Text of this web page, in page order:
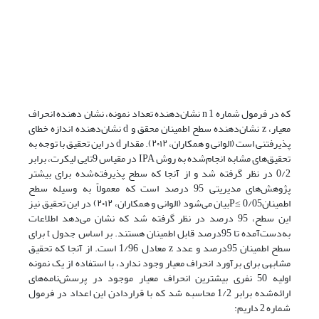
که در فرمول شماره 1 n نشان‌دهنده تعداد نمونه، نشان دهنده انحراف
معیار، z نشان‌دهنده سطح اطمینان محقق و d نشان‌دهنده اندازه خطای
پذیرفتنی است (الوانی و همکاران، ۲۰۱۲). مقدار d در این تحقیق با توجه به
تحقیق‌های مشابه انجام‌شده به روش IPA در مقیاس 9تایی لیکرت، برابر
0/2 در نظر گرفته شد و از آنجا که سطح پذیرفته‌شده برای بیشتر
پژوهش‌های مدیریتی 95 درصد است که معمولاً به وسیله سطح
اطمینان0/05 ≥‌Pبیان می‌شود (الوانی و همکاران، ۲۰۱۲) در این تحقیق نیز
این سطح، 95 درصد در نظر گرفته شد که نشان می‌دهد اطلاعات
به‌دست‌آمده تا 95درصد قابل اطمینان هستند. بر اساس جدول t برای
سطح اطمینان 95درصد و عدد z معادل 1/96 است. از آنجا که تحقیق
مشابهی برای برآورد انحراف معیار وجود ندارد، با استفاده از یک نمونه
اولیه 50 نفری بیشترین انحراف معیار موجود در پرسش‌نامه‌های
ارائه‌شده برابر 1/2 محاسبه شد که با قراردادن این اعداد در فرمول
شماره 2 داریم: